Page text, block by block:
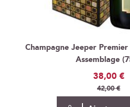
Champagne Jeeper
Assemblage
Prix
Spécial
38,00 €
42,00 €